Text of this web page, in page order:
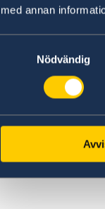
med annan
Nödvändig